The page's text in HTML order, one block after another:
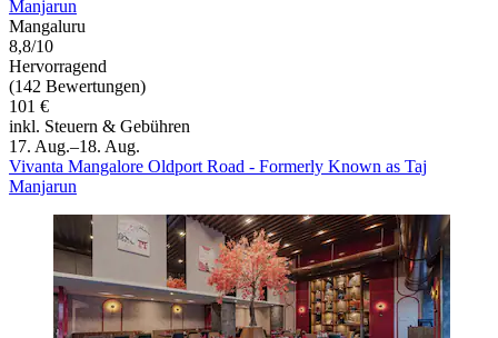
Manjarun
Mangaluru
8,8/10
Hervorragend
(142 Bewertungen)
101 €
inkl. Steuern & Gebühren
17. Aug.–18. Aug.
Vivanta Mangalore Oldport Road - Formerly Known as Taj
Manjarun